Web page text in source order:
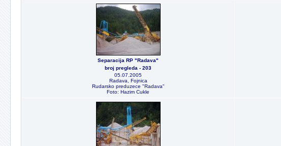
Separacija RP "Radava"
broj pregleda - 203
05.07.2005
Radava, Fojnica
Rudarsko preduzece "Radava"
Foto: Hazim Cukle